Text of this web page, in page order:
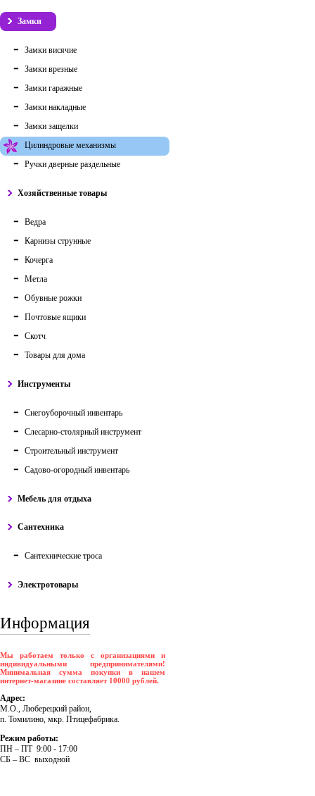
Замки
Замки висячие
Замки врезные
Замки гаражные
Замки накладные
Замки защелки
Цилиндровые механизмы
Ручки дверные раздельные
Хозяйственные товары
Ведра
Карнизы струнные
Кочерга
Метла
Обувные рожки
Почтовые ящики
Скотч
Товары для дома
Инструменты
Снегоуборочный инвентарь
Слесарно-столярный инструмент
Строительный инструмент
Садово-огородный инвентарь
Мебель для отдыха
Сантехника
Сантехнические троса
Электротовары
Информация
Мы работаем только с организациями и
индивидуальными предпринимателями!
Минимальная сумма покупки в нашем
интернет-магазине составляет 10000 рублей.
Адрес:
М.О., Люберецкий район,
п. Томилино, мкр. Птицефабрика.
Режим работы:
ПH – ПT 9:00 - 17:00
CБ – BC выходной